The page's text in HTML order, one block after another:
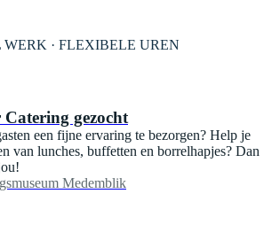
WERK · FLEXIBELE UREN
gezocht
een fijne ervaring te bezorgen? Help je
van lunches, buffetten en borrelhapjes? Dan
Medemblik